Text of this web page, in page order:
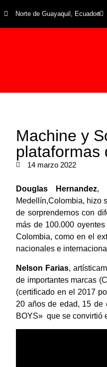
Norte de Guayaquil, Ecuador
Machine y
plataformas
14 marzo 2022
Douglas Hernandez,
Medellín,Colombia, hizo
de sorprendernos con
más de 100.000
Colombia, como en el
nacionales e
Nelson Farias,
de importantes marcas
(certificado en el 2017
20 años de edad, 15 de
BOYS» que se convirtió